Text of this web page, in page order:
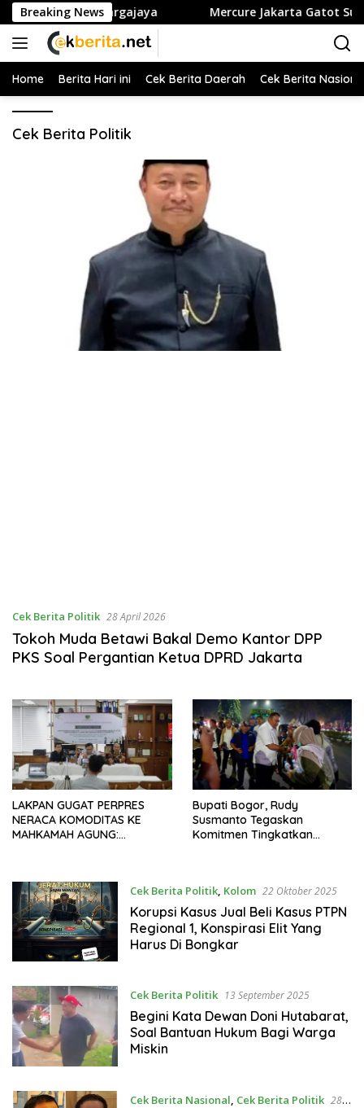
Langsung
ke
konten
Breaking News
ke Desa Wargajaya Mercure Jakarta Gatot Subroto
Home Berita Hari ini Cek Berita Daerah Cek Berita
Cek Berita Politik
Cek Berita Politik 28 April 2026
Tokoh Muda Betawi Bakal Demo Kantor DPP
PKS Soal Pergantian Ketua DPRD Jakarta
LAKPAN GUGAT PERPRES
NERACA KOMODITAS KE
MAHKAMAH AGUNG:
Bupati Bogor, Rudy
Susmanto Tegaskan
Komitmen Tingkatkan
Cek Berita Politik, Kolom 22 Oktober 2025
Korupsi Kasus Jual Beli Kasus PTPN
Regional 1, Konspirasi Elit Yang
Harus Di Bongkar
Cek Berita Politik 13 September 2025
Begini Kata Dewan Doni Hutabarat,
Soal Bantuan Hukum Bagi Warga
Miskin
Cek Berita Nasional Cek Berita Politik 28